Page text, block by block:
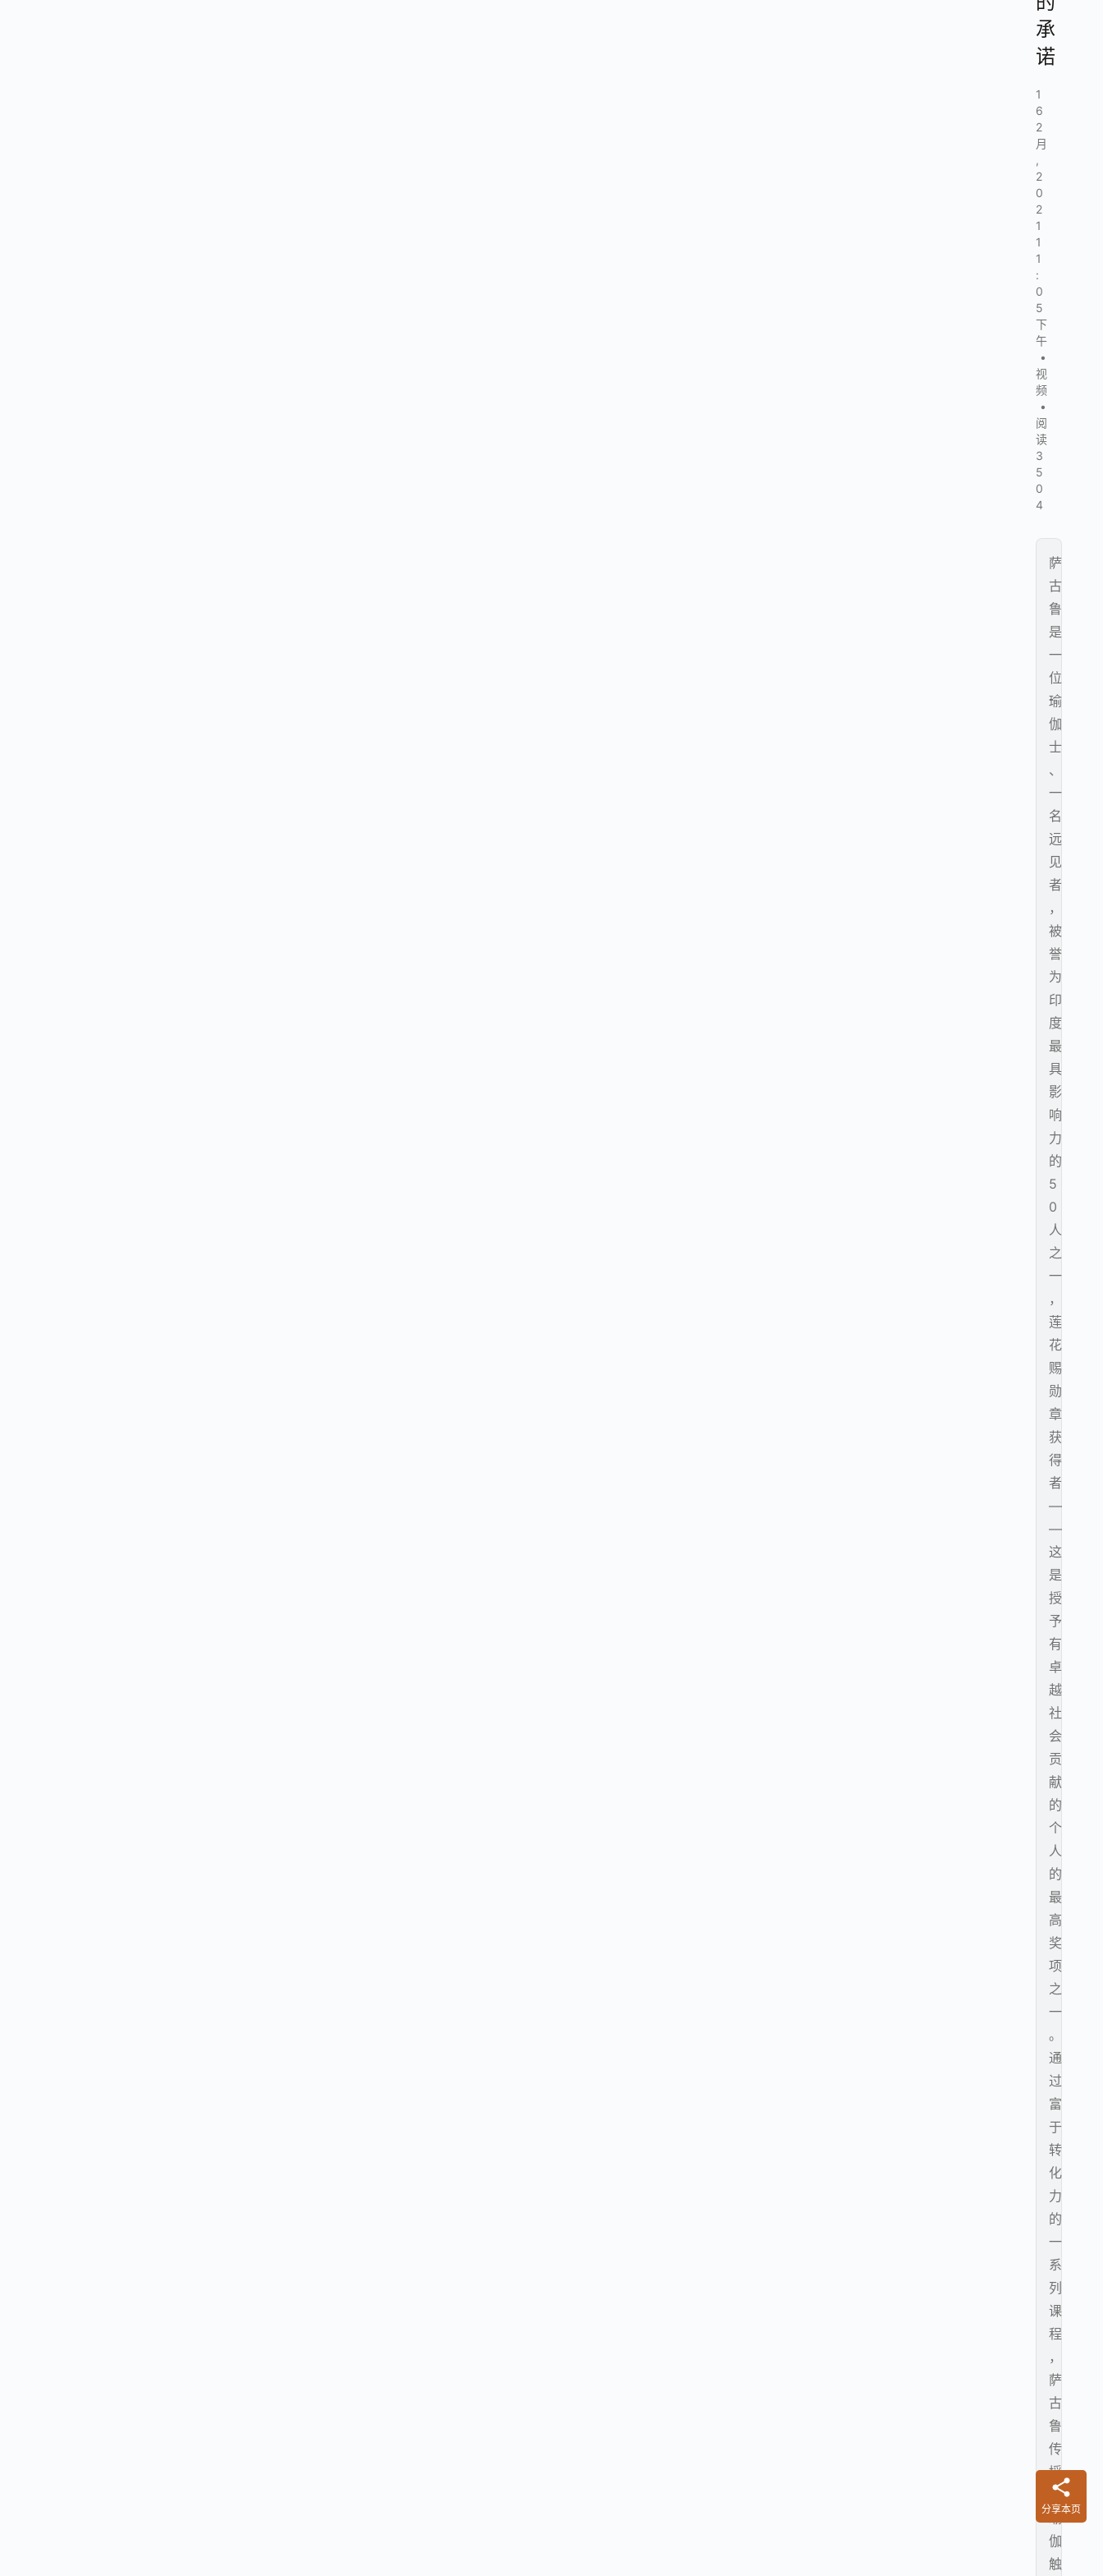
承
诺
1
6
2
月
,
2
0
2
1
1
1
:
0
5
下
午
•
视
频
•
阅
读
3
5
0
4
萨
古
鲁
是
一
位
瑜
伽
士
、
一
名
远
见
者
，
被
誉
为
印
度
最
具
影
响
力
的
5
0
人
之
一
，
莲
花
赐
勋
章
获
得
者
—
—
这
是
授
予
有
卓
越
社
会
贡
献
的
个
人
的
最
高
奖
项
之
一
。
通
过
富
于
转
化
力
的
一
系
列
课
程
，
萨
古
鲁
传
授
的
瑜
伽
触
分享本页